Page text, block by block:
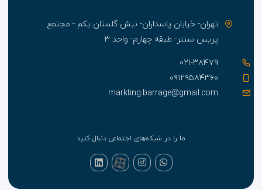
تهران- خیابان پاسداران- نبش گلستان یکم - مجتمع
پریس سنتر- طبقه چهارم- واحد ۳
۰۲۱-۳۸۴۷۹
۰۹۱۲۹۵۸۴۳۶۰
markting.barrage@gmail.com
ما را در شبکه‌های اجتماعی دنبال کنید